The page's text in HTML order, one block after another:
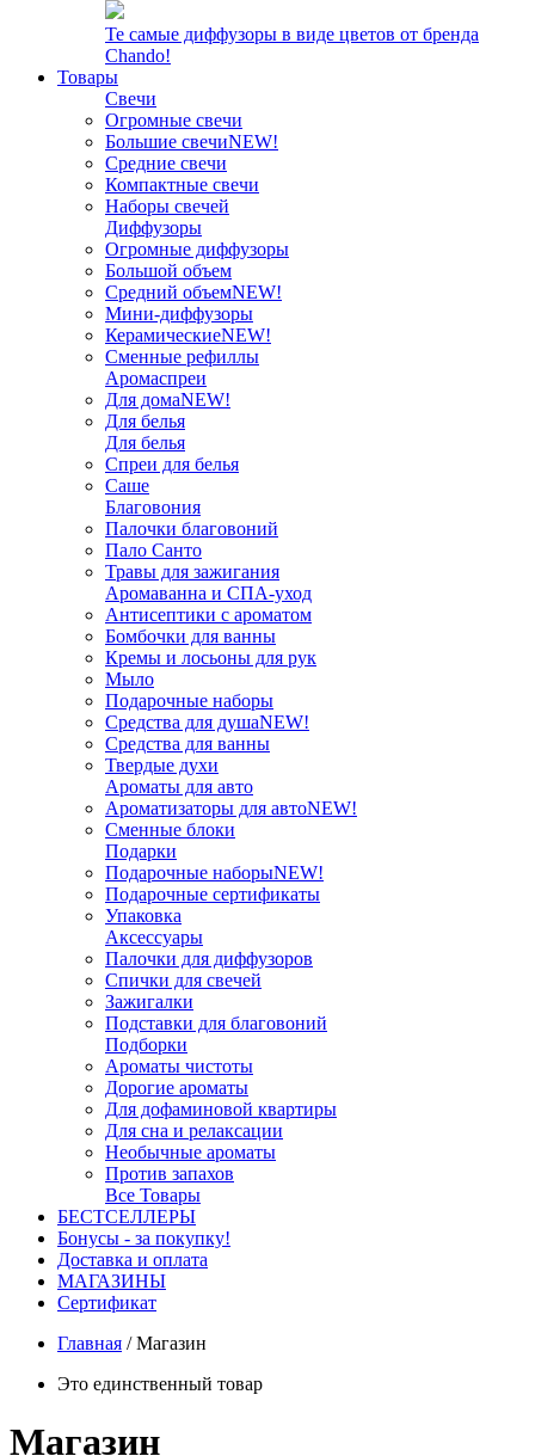
Те самые диффузоры в виде цветов от бренда
Chando!
Товары
Свечи
Огромные свечи
Большие свечиNEW!
Средние свечи
Компактные свечи
Наборы свечей
Диффузоры
Огромные диффузоры
Большой объем
Средний объемNEW!
Мини-диффузоры
КерамическиеNEW!
Сменные рефиллы
Аромаспреи
Для домаNEW!
Для белья
Для белья
Спреи для белья
Саше
Благовония
Палочки благовоний
Пало Санто
Травы для зажигания
Аромаванна и СПА-уход
Антисептики с ароматом
Бомбочки для ванны
Кремы и лосьоны для рук
Мыло
Подарочные наборы
Средства для душаNEW!
Средства для ванны
Твердые духи
Ароматы для авто
Ароматизаторы для автоNEW!
Сменные блоки
Подарки
Подарочные наборыNEW!
Подарочные сертификаты
Упаковка
Аксессуары
Палочки для диффузоров
Спички для свечей
Зажигалки
Подставки для благовоний
Подборки
Ароматы чистоты
Дорогие ароматы
Для дофаминовой квартиры
Для сна и релаксации
Необычные ароматы
Против запахов
Все Товары
БЕСТСЕЛЛЕРЫ
Бонусы - за покупку!
Доставка и оплата
МАГАЗИНЫ
Cертификат
Главная /Магазин
Это единственный товар
Магазин